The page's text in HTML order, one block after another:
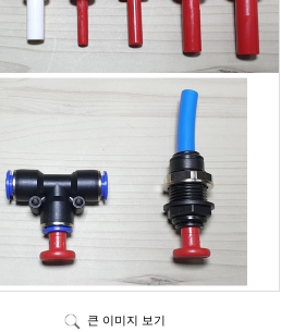
큰 이미지 보기